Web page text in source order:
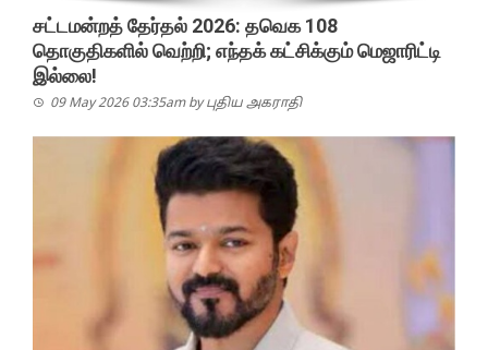
சட்டமன்றத் தேர்தல் 2026: தவெக 108
தொகுதிகளில் வெற்றி; எந்தக் கட்சிக்கும் மெஜாரிட்டி
இல்லை!
09 May 2026 03:35am byபுதிய அகராதி